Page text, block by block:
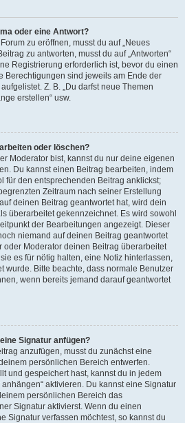
oder eine Antwort?
zu eröffnen, musst du auf „Neues
zu antworten, musst du auf „Antworten“
Registrierung erforderlich ist, bevor du einen
Berechtigungen sind jeweils am Ende der
Z. B. „Du darfst neue Themen
erstellen“ usw.
oder löschen?
Moderator bist, kannst du nur deine eigenen
Du kannst einen Beitrag bearbeiten, indem
für den entsprechenden Beitrag anklickst;
Zeitraum nach seiner Erstellung
deinen Beitrag geantwortet hat, wird dein
überarbeitet gekennzeichnet. Es wird sowohl
der Bearbeitungen angezeigt. Dieser
niemand auf deinen Beitrag geantwortet
oder Moderator deinen Beitrag überarbeitet
es für nötig halten, eine Notiz hinterlassen,
wurde. Bitte beachte, dass normale Benutzer
wenn bereits jemand darauf geantwortet
Signatur anfügen?
anzufügen, musst du zunächst eine
persönlichen Bereich entwerfen.
und gespeichert hast, kannst du in jedem
aktivieren. Du kannst eine Signatur
persönlichen Bereich das
Signatur aktivierst. Wenn du einen
Signatur verfassen möchtest, so kannst du